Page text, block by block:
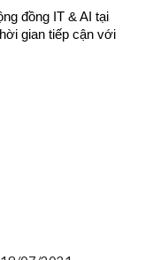
đồng IT & AI tại
gian tiếp cận với